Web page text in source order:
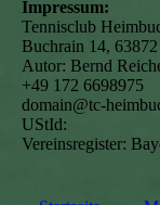
Impressum:
Tennisclub
Buchrain 14,
Autor: Bernd
+49 172 6698975
domain@tc-
UStId:
Vereinsregister: